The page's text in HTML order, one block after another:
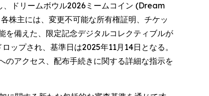
ドリームボウル2026ミームコイン (Dream
株主には、変更不可能な所有権証明、チケッ
を備えた、限定記念デジタルコレクティブルが
ップされ、基準日は2025年11月14日となる。
のアクセス、配布手続きに関する詳細な指示を